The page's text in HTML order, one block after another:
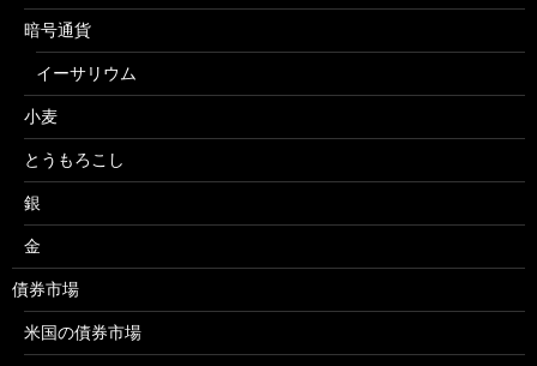
暗号通貨
イーサリウム
小麦
とうもろこし
銀
金
債券市場
米国の債券市場